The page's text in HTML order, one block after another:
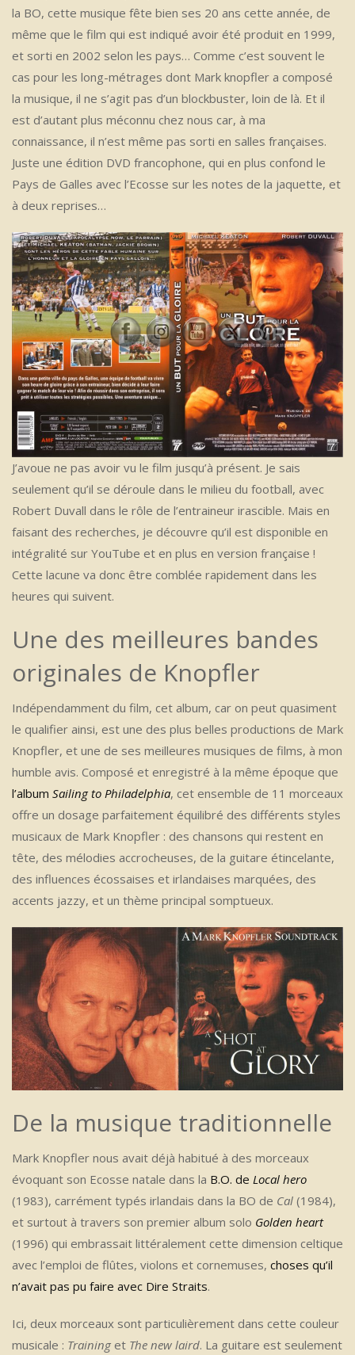
la BO, cette musique fête bien ses 20 ans cette année, de
même que le film qui est indiqué avoir été produit en 1999,
et sorti en 2002 selon les pays… Comme c’est souvent le
cas pour les long-métrages dont Mark knopfler a composé
la musique, il ne s’agit pas d’un blockbuster, loin de là. Et il
est d’autant plus méconnu chez nous car, à ma
connaissance, il n’est même pas sorti en salles françaises.
Juste une édition DVD francophone, qui en plus confond le
Pays de Galles avec l’Ecosse sur les notes de la jaquette, et
à deux reprises…
J’avoue ne pas avoir vu le film jusqu’à présent. Je sais
seulement qu’il se déroule dans le milieu du football, avec
Robert Duvall dans le rôle de l’entraineur irascible. Mais en
faisant des recherches, je découvre qu’il est disponible en
intégralité sur YouTube et en plus en version française !
Cette lacune va donc être comblée rapidement dans les
heures qui suivent.
Une des meilleures bandes
originales de Knopfler
Indépendamment du film, cet album, car on peut quasiment
le qualifier ainsi, est une des plus belles productions de Mark
Knopfler, et une de ses meilleures musiques de films, à mon
humble avis. Composé et enregistré à la même époque que
l’album Sailing to Philadelphia, cet ensemble de 11 morceaux
offre un dosage parfaitement équilibré des différents styles
musicaux de Mark Knopfler : des chansons qui restent en
tête, des mélodies accrocheuses, de la guitare étincelante,
des influences écossaises et irlandaises marquées, des
accents jazzy, et un thème principal somptueux.
De la musique traditionnelle
Mark Knopfler nous avait déjà habitué à des morceaux
évoquant son Ecosse natale dans la B.O. de Local hero
(1983), carrément typés irlandais dans la BO de Cal (1984),
et surtout à travers son premier album solo Golden heart
(1996) qui embrassait littéralement cette dimension celtique
avec l’emploi de flûtes, violons et cornemuses, choses qu’il
n’avait pas pu faire avec Dire Straits.
Ici, deux morceaux sont particulièrement dans cette couleur
musicale : Training et The new laird. La guitare est seulement